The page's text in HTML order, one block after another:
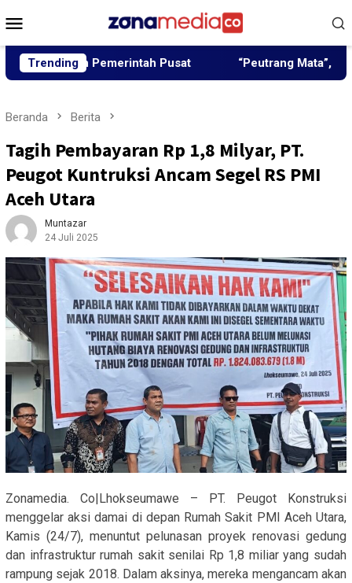
ke
Mobile
Trending
Pemerintah Pusat “Peutrang Mata”, BRA Aceh
Beranda Berita
Tagih Pembayaran Rp 1,8 Milyar, PT.
Peugot Kuntruksi Ancam Segel RS PMI
Aceh Utara
Muntazar
24 Juli 2025
Zonamedia. Co|Lhokseumawe – PT. Peugot Konstruksi
menggelar aksi damai di depan Rumah Sakit PMI Aceh Utara,
Kamis (24/7), menuntut pelunasan proyek renovasi gedung
dan infrastruktur rumah sakit senilai Rp 1,8 miliar yang sudah
rampung sejak 2018. Dalam aksinya, mereka mengancam akan